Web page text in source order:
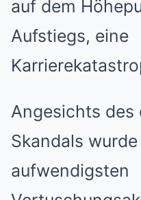
auf dem
Aufstiegs, eine
Angesichts des
Skandals
aufwendigsten